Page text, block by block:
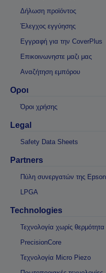
Δήλωση προϊόντος
Έλεγχος εγγύησης
Εγγραφή για την CoverPlus
Επικοινωνηστε μαζι μας
Αναζήτηση εμπόρου
Οροι
Όροι χρήσης
Legal
Safety Data Sheets
Partners
Πύλη συνεργατών της Epson
LPGA
Technologies
Τεχνολογία χωρίς θερμότητα
PrecisionCore
Τεχνολογία Micro Piezo